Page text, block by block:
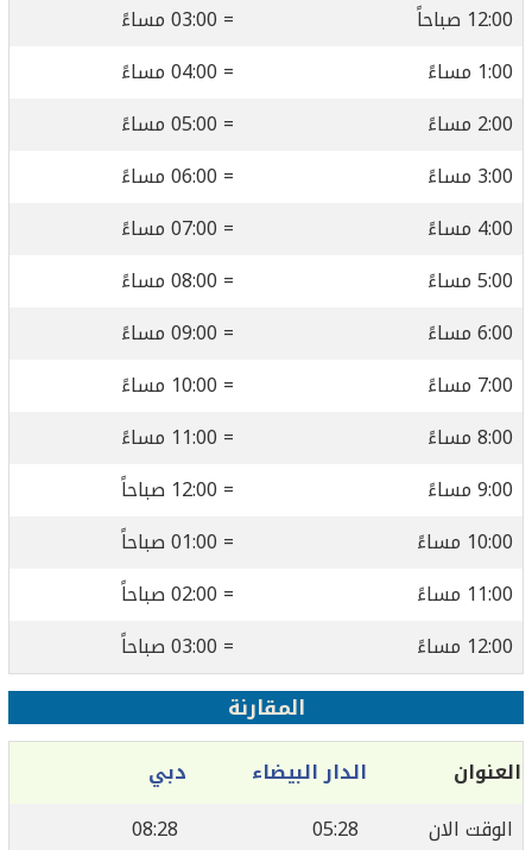
12:00 صباحاً
= 03:00 مساءً
1:00 مساءً
= 04:00 مساءً
2:00 مساءً
= 05:00 مساءً
3:00 مساءً
= 06:00 مساءً
4:00 مساءً
= 07:00 مساءً
5:00 مساءً
= 08:00 مساءً
6:00 مساءً
= 09:00 مساءً
7:00 مساءً
= 10:00 مساءً
8:00 مساءً
= 11:00 مساءً
9:00 مساءً
= 12:00 صباحاً
10:00 مساءً
= 01:00 صباحاً
11:00 مساءً
= 02:00 صباحاً
12:00 مساءً
= 03:00 صباحاً
المقارنة
العنوان الدار البيضاء
دبي
الوقت الان
05:28
08:28